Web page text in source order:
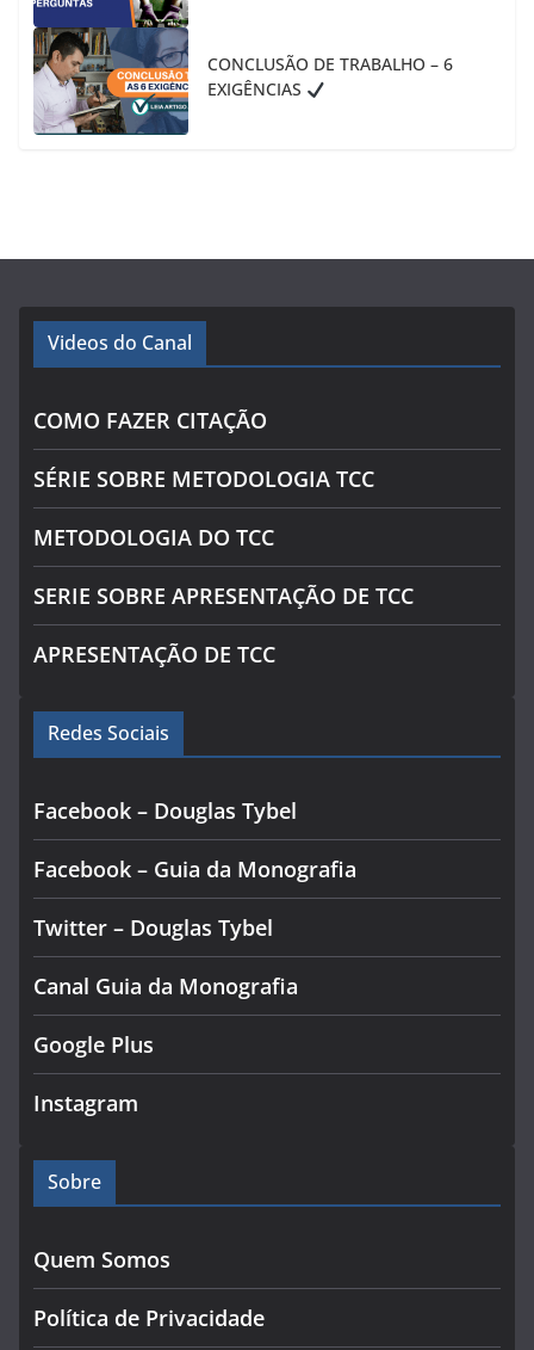
CONCLUSÃO DE TRABALHO – 6
EXIGÊNCIAS
Videos do Canal
COMO FAZER CITAÇÃO
SÉRIE SOBRE METODOLOGIA TCC
METODOLOGIA DO TCC
SERIE SOBRE APRESENTAÇÃO DE TCC
APRESENTAÇÃO DE TCC
Redes Sociais
Facebook – Douglas Tybel
Facebook – Guia da Monografia
Twitter – Douglas Tybel
Canal Guia da Monografia
Google Plus
Instagram
Sobre
Quem Somos
Política de Privacidade